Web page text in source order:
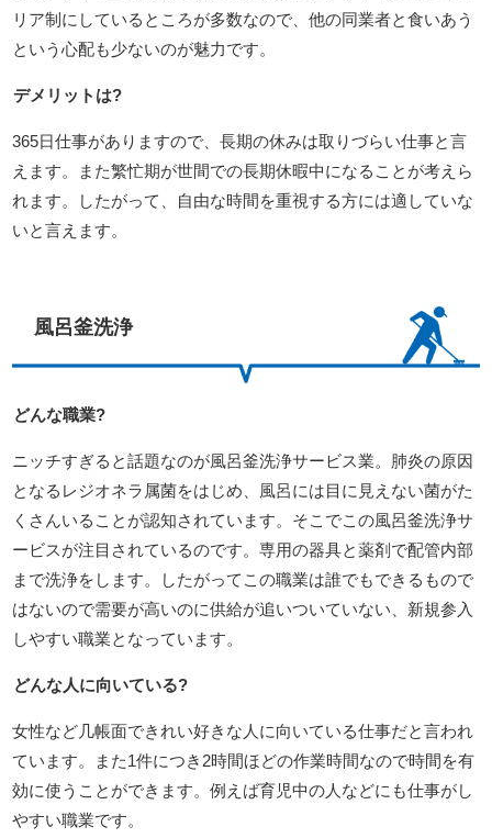
リア制にしているところが多数なので、他の同業者と食いあう
という心配も少ないのが魅力です。
デメリットは?
365日仕事がありますので、長期の休みは取りづらい仕事と言
えます。また繁忙期が世間での長期休暇中になることが考えら
れます。したがって、自由な時間を重視する方には適していな
いと言えます。
風呂釜洗浄
どんな職業?
ニッチすぎると話題なのが風呂釜洗浄サービス業。肺炎の原因
となるレジオネラ属菌をはじめ、風呂には目に見えない菌がた
くさんいることが認知されています。そこでこの風呂釜洗浄サ
ービスが注目されているのです。専用の器具と薬剤で配管内部
まで洗浄をします。したがってこの職業は誰でもできるもので
はないので需要が高いのに供給が追いついていない、新規参入
しやすい職業となっています。
どんな人に向いている?
女性など几帳面できれい好きな人に向いている仕事だと言われ
ています。また1件につき2時間ほどの作業時間なので時間を有
効に使うことができます。例えば育児中の人などにも仕事がし
やすい職業です。